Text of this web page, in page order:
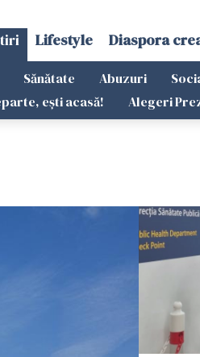
Lifestyle Diaspora
Sănătate Abuzuri
ești acasă! Alegeri